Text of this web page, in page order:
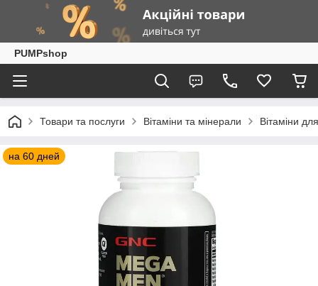
PUMPshop
Товари та послуги Вітаміни та мінерали Вітаміни
на 60 дней